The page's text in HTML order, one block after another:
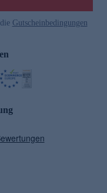
Gutscheinbedingungen